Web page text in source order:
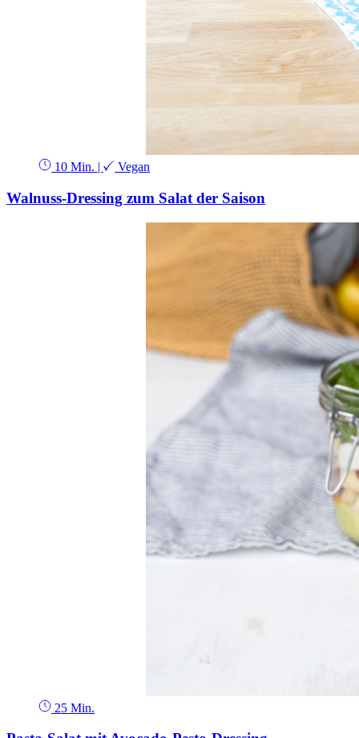
10 Min. | Vegan
Walnuss-Dressing zum Salat der Saison
25 Min.